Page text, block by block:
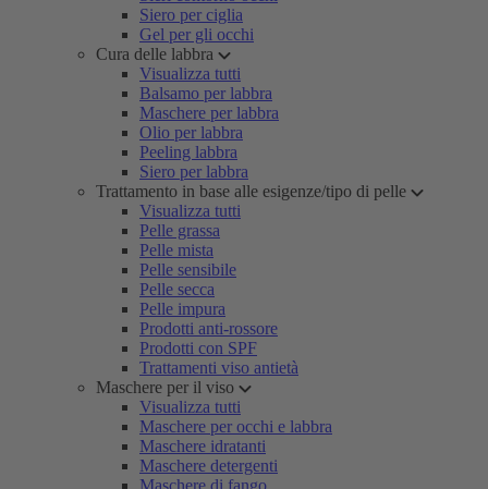
Siero per ciglia
Gel per gli occhi
Cura delle labbra
Visualizza tutti
Balsamo per labbra
Maschere per labbra
Olio per labbra
Peeling labbra
Siero per labbra
Trattamento in base alle esigenze/tipo di pelle
Visualizza tutti
Pelle grassa
Pelle mista
Pelle sensibile
Pelle secca
Pelle impura
Prodotti anti-rossore
Prodotti con SPF
Trattamenti viso antietà
Maschere per il viso
Visualizza tutti
Maschere per occhi e labbra
Maschere idratanti
Maschere detergenti
Maschere di fango